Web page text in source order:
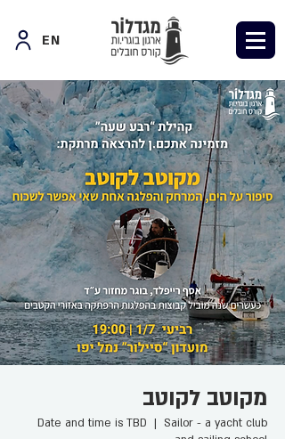
EN
מקוטב לקוטב
Date and time is TBD
  |
Sailor - a yacht club